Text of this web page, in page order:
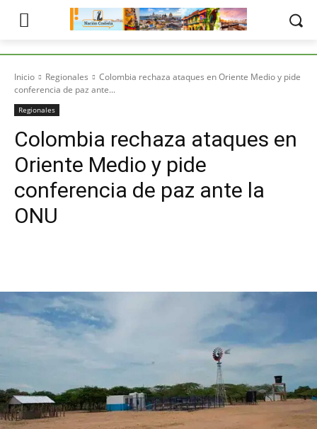
Inicio Regionales
Colombia rechaza ataques en Oriente Medio y pide
conferencia de paz ante...
Regionales
Colombia rechaza ataques en
Oriente Medio y pide
conferencia de paz ante la
ONU